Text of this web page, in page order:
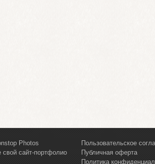
Photos
свой сайт-портфолио
Пользовательское
Публичная оферта
Политика